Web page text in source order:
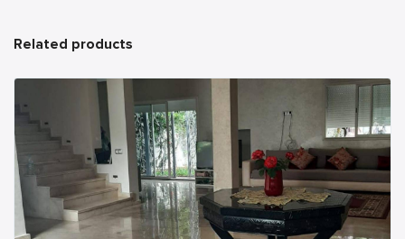
Related products